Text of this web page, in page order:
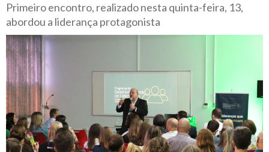
Primeiro encontro, realizado nesta quinta-feira, 13,
abordou a liderança protagonista